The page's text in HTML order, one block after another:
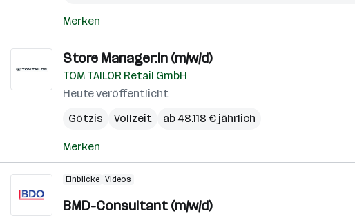
Merken
Store Manager:in (m/w/d)
TOM TAILOR Retail GmbH
Heute veröffentlicht
Götzis
Vollzeit ab 48.118 € jährlich
Merken
Einblicke Videos
BMD-Consultant (m/w/d)